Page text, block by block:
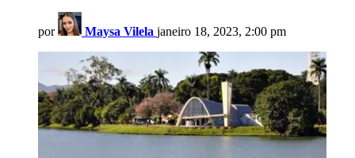
por Maysa Vilela janeiro 18, 2023, 2:00 pm